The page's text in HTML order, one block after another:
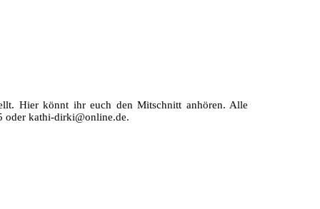
Hier könnt ihr euch den Mitschnitt anhören. Alle
oder kathi-dirki@online.de.